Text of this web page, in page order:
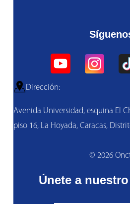
Dirección:
Avenida Universidad, esquina El
piso 16, La Hoyada, Caracas,
© 2026
Únete a